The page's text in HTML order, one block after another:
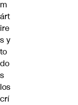
m
árt
ire
s y
to
do
s
los
crí